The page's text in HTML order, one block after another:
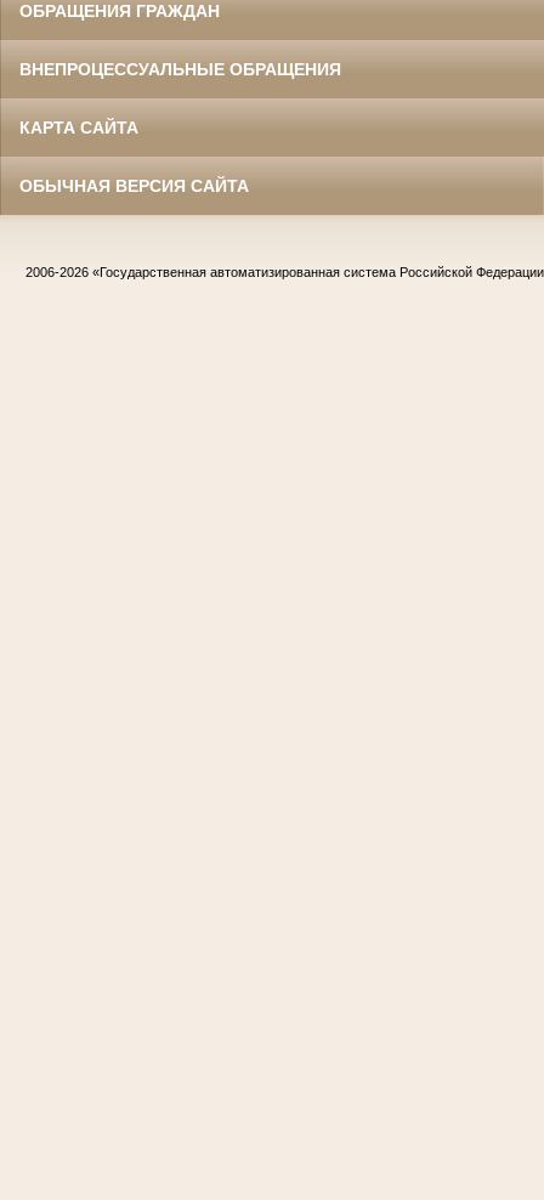
ОБРАЩЕНИЯ ГРАЖДАН
ВНЕПРОЦЕССУАЛЬНЫЕ ОБРАЩЕНИЯ
КАРТА САЙТА
ОБЫЧНАЯ ВЕРСИЯ САЙТА
2006-2026 «Государственная автоматизированная система Российской